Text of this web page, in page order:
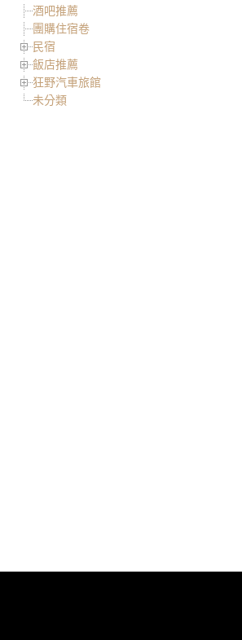
酒吧推薦
團購住宿卷
民宿
飯店推薦
狂野汽車旅館
未分類